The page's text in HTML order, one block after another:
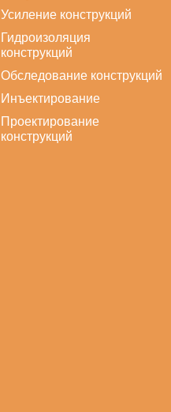
Усиление конструкций
Гидроизоляция
конструкций
Обследование конструкций
Инъектирование
Проектирование
конструкций